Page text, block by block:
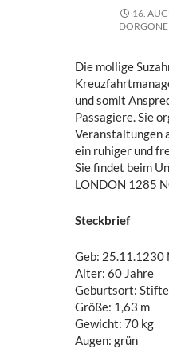
16.
Die mollige
und somit
Passagiere. Sie
Veranstaltungen
ein ruhiger und
Sie findet beim
LONDON 1285
Steckbrief
Geb: 25.11.1230
Alter: 60 Jahre
Geburtsort:
Größe: 1,63 m
Gewicht: 70 kg
Augen: grün